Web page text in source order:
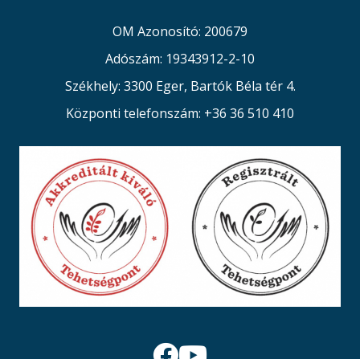
OM Azonosító: 200679
Adószám: 19343912-2-10
Székhely: 3300 Eger, Bartók Béla tér 4.
Központi telefonszám: +36 36 510 410